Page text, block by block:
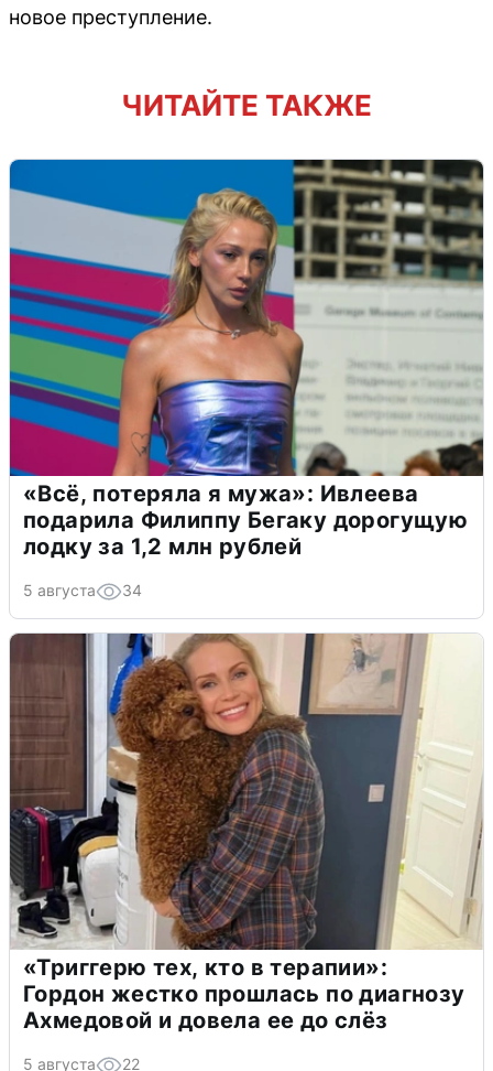
новое преступление.
ЧИТАЙТЕ ТАКЖЕ
«Всё, потеряла я мужа»: Ивлеева
подарила Филиппу Бегаку дорогущую
лодку за 1,2 млн рублей
5 августа 34
«Триггерю тех, кто в терапии»:
Гордон жестко прошлась по диагнозу
Ахмедовой и довела ее до слёз
5 августа 22